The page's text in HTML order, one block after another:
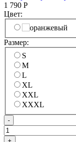
1 790 Р
Цвет:
Размер:
S
M
L
XL
XXL
XXXL
-